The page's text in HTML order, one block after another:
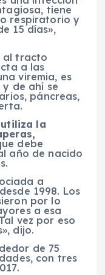
tiene
respiratorio y
15 días»,
al tracto
a las
viremia, es
de ahí se
páncreas,
la
debe
año de nacido
a
1998. Los
por lo
a esa
vez por eso
dijo.
de 75
con tres